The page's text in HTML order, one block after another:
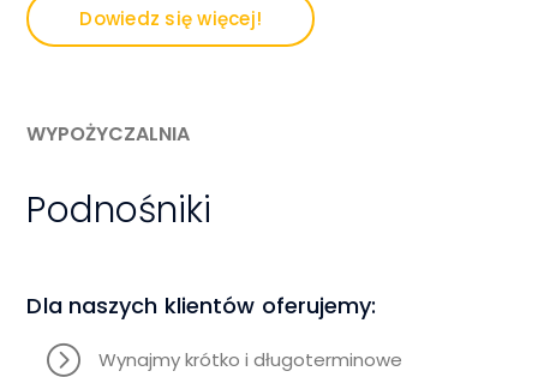
Dowiedz się więcej!
WYPOŻYCZALNIA
Podnośniki
Dla naszych klientów oferujemy:
Wynajmy krótko i długoterminowe